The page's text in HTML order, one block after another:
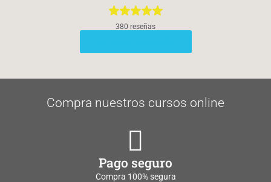
380 reseñas
Compra nuestros cursos online
Pago seguro
Compra 100% segura